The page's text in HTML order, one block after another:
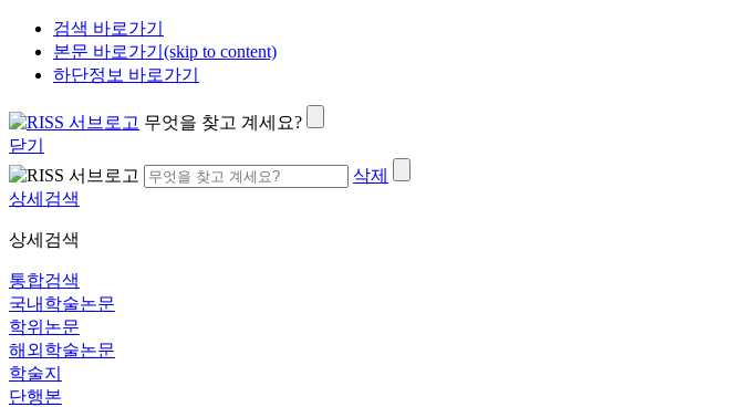
검색 바로가기
본문 바로가기(skip to content)
하단정보 바로가기
무엇을 찾고 계세요?
닫기
삭제
상세검색
상세검색
통합검색
국내학술논문
학위논문
해외학술논문
학술지
단행본